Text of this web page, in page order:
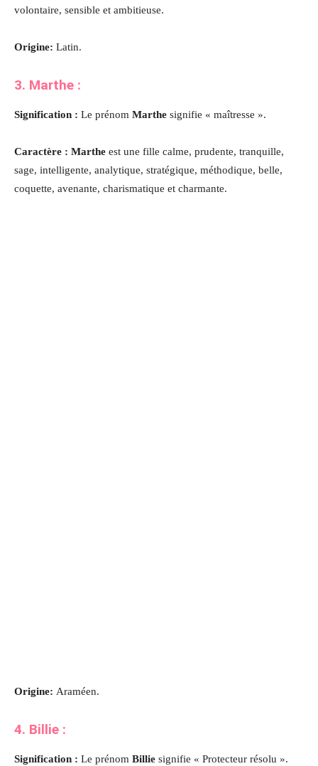
volontaire, sensible et ambitieuse.
Origine: Latin.
3. Marthe :
Signification : Le prénom Marthe signifie « maîtresse ».
Caractère : Marthe est une fille calme, prudente, tranquille,
sage, intelligente, analytique, stratégique, méthodique, belle,
coquette, avenante, charismatique et charmante.
Origine: Araméen.
4. Billie :
Signification : Le prénom Billie signifie « Protecteur résolu ».